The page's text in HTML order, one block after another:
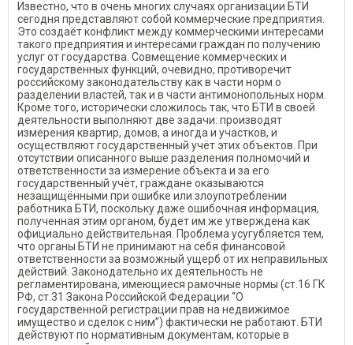
Известно, что в очень многих случаях организации БТИ
сегодня представляют собой коммерческие предприятия.
Это создаёт конфликт между коммерческими интересами
такого предприятия и интересами граждан по получению
услуг от государства. Совмещение коммерческих и
государственных функций, очевидно, противоречит
российскому законодательству как в части норм о
разделении властей, так и в части антимонопольных норм.
Кроме того, исторически сложилось так, что БТИ в своей
деятельности выполняют две задачи: производят
измерения квартир, домов, а иногда и участков, и
осуществляют государственный учёт этих объектов. При
отсутствии описанного выше разделения полномочий и
ответственности за измерение объекта и за его
государственный учёт, граждане оказываются
незащищёнными при ошибке или злоупотреблении
работника БТИ, поскольку даже ошибочная информация,
полученная этим органом, будет им же утверждена как
официально действительная. Проблема усугубляется тем,
что органы БТИ не принимают на себя финансовой
ответственности за возможный ущерб от их неправильных
действий. Законодательно их деятельность не
регламентирована, имеющиеся рамочные нормы (ст.16 ГК
РФ, ст.31 Закона Российской Федерации “О
государственной регистрации прав на недвижимое
имущество и сделок с ним”) фактически не работают. БТИ
действуют по нормативным документам, которые в